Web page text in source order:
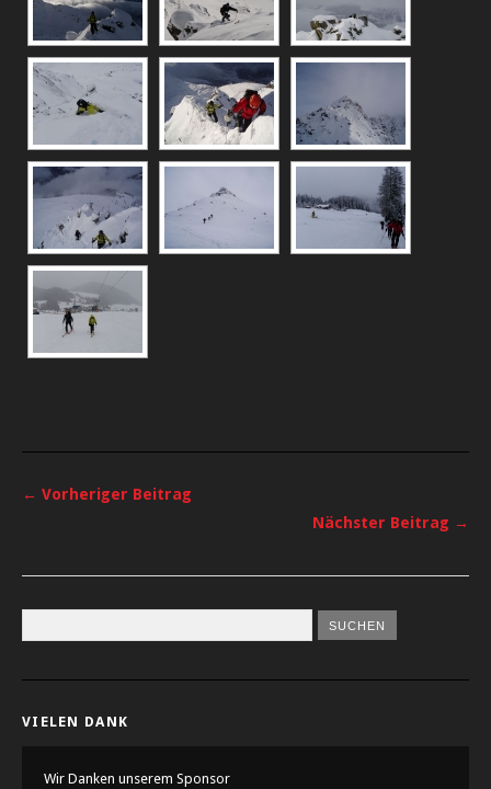
← Vorheriger Beitrag
Nächster Beitrag →
VIELEN DANK
Wir Danken unserem Sponsor